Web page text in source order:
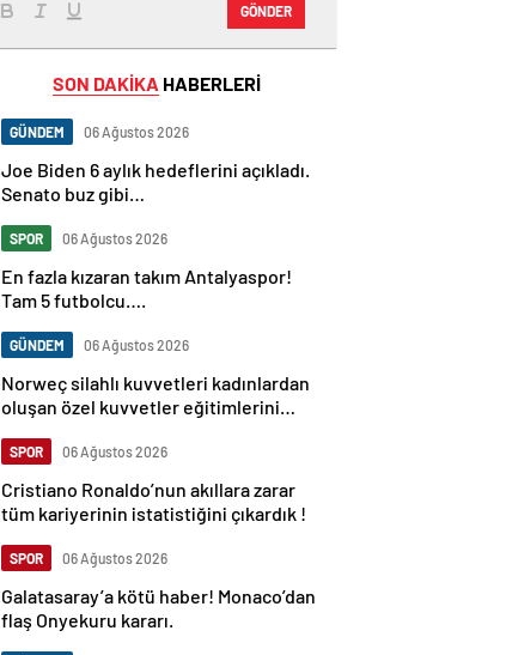
GÖNDER
SON DAKİKA HABERLERİ
GÜNDEM 06 Ağustos 2026
Joe Biden 6 aylık hedeflerini açıkladı.
Senato buz gibi…
SPOR 06 Ağustos 2026
En fazla kızaran takım Antalyaspor!
Tam 5 futbolcu….
GÜNDEM 06 Ağustos 2026
Norweç silahlı kuvvetleri kadınlardan
oluşan özel kuvvetler eğitimlerini
SPOR 06 Ağustos 2026
Cristiano Ronaldo’nun akıllara zarar
tüm kariyerinin istatistiğini çıkardık !
SPOR 06 Ağustos 2026
Galatasaray’a kötü haber! Monaco’dan
flaş Onyekuru kararı.